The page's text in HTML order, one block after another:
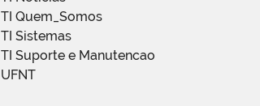
TI Quem_Somos
TI Sistemas
TI Suporte e Manutencao
UFNT